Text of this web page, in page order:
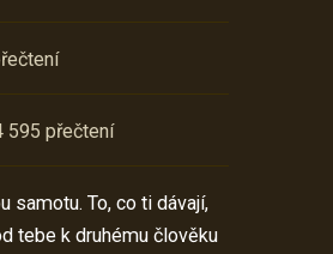
595 přečtení
samotu. To, co ti dávají,
tebe k druhému člověku